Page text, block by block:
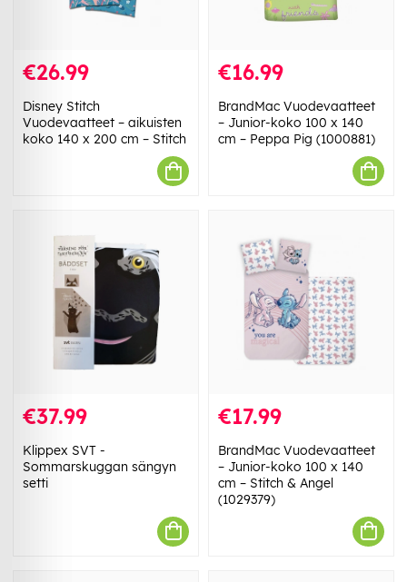
€26.99
Disney Stitch
Vuodevaatteet – aikuisten
koko 140 x 200 cm – Stitch
€16.99
BrandMac Vuodevaatteet
– Junior-koko 100 x 140
cm – Peppa Pig (1000881)
€37.99
Klippex SVT -
Sommarskuggan sängyn
setti
€17.99
BrandMac Vuodevaatteet
– Junior-koko 100 x 140
cm – Stitch & Angel
(1029379)